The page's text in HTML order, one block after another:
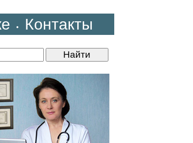
• Контакты